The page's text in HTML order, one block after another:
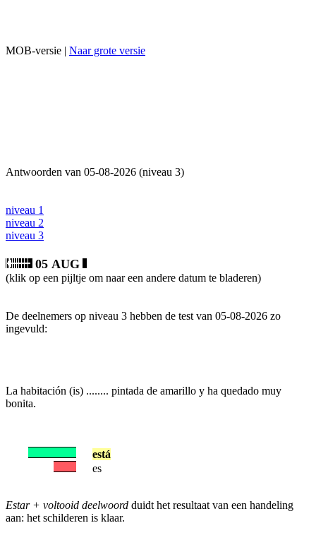
MOB-versie | Naar grote versie
Antwoorden van 05-08-2026 (niveau 3)
niveau 1
niveau 2
niveau 3
05 AUG
(klik op een pijltje om naar een andere datum te bladeren)
De deelnemers op niveau 3 hebben de test van 05-08-2026 zo
ingevuld:
La habitación (is) ........ pintada de amarillo y ha quedado muy
bonita.
está
es
Estar + voltooid deelwoord duidt het resultaat van een handeling
aan: het schilderen is klaar.